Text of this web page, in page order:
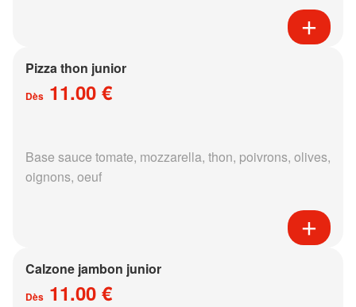
Pizza thon junior
Dès 11.00 €
Base sauce tomate, mozzarella, thon, poivrons, olives,
oignons, oeuf
Calzone jambon junior
Dès 11.00 €